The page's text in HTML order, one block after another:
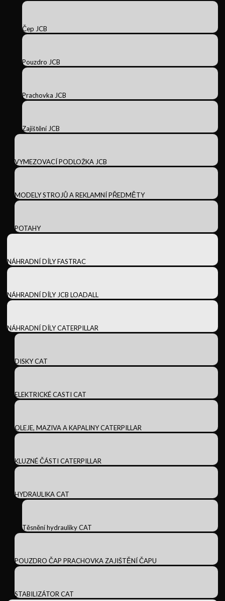
Čep JCB
Pouzdro JCB
Prachovka JCB
Zajištění JCB
VYMEZOVACÍ PODLOŽKA JCB
MODELY STROJŮ A REKLAMNÍ PŘEDMĚTY
POTAHY
NÁHRADNÍ DÍLY FASTRAC
NÁHRADNÍ DÍLY JCB LOADALL
NÁHRADNÍ DÍLY CATERPILLAR
DISKY CAT
ELEKTRICKÉ CASTI CAT
OLEJE, MAZIVA A KAPALINY CATERPILLAR
KLUZNÉ ČÁSTI CATERPILLAR
HYDRAULIKA CAT
Těsnění hydrauliky CAT
POUZDRO ČAP PRACHOVKA ZAJIŠTĚNÍ ČAPU
STABILIZÁTOR CAT